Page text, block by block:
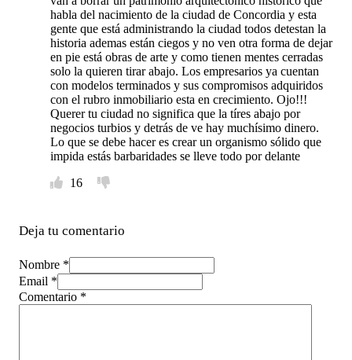
habla del nacimiento de la ciudad de Concordia y esta
gente que está administrando la ciudad todos detestan la
historia ademas están ciegos y no ven otra forma de dejar
en pie está obras de arte y como tienen mentes cerradas
solo la quieren tirar abajo. Los empresarios ya cuentan
con modelos terminados y sus compromisos adquiridos
con el rubro inmobiliario esta en crecimiento. Ojo!!!
Querer tu ciudad no significa que la tíres abajo por
negocios turbios y detrás de ve hay muchísimo dinero.
Lo que se debe hacer es crear un organismo sólido que
impida estás barbaridades se lleve todo por delante
16
Deja tu comentario
Nombre *
Email *
Comentario *